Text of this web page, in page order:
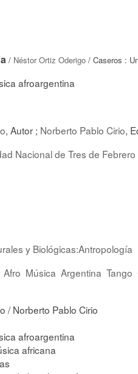
/ Néstor Ortiz Oderigo / Caseros :
afroargentina
, Autor ; Norberto Pablo Cirio,
Nacional de Tres de Febrero
y Biológicas:Antropología
Afro Música Argentina Tango
/ Norberto Pablo Cirio
afroargentina
africana